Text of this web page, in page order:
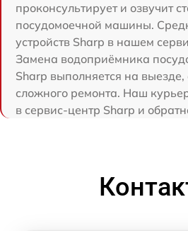
проконсультирует и озвучит
посудомоечной машины.
устройств Sharp в нашем
Замена водоприёмника
Sharp выполняется на выезде,
сложного ремонта. Наш
в сервис-центр Sharp и